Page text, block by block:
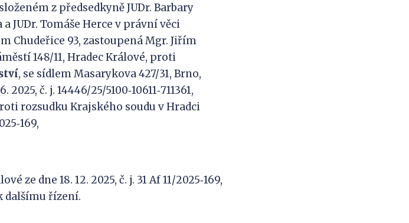
z předsedkyně JUDr. Barbary
JUDr. Tomáše Herce v právní věci
Chudeřice 93, zastoupená Mgr. Jiřím
148/11, Hradec Králové, proti
, se sídlem Masarykova 427/31, Brno,
č. j. 14446/25/5100‑10611‑711361,
rozsudku Krajského soudu v Hradci
ze dne 18. 12. 2025, č. j. 31 Af 11/2025‑169,
dalšímu řízení.